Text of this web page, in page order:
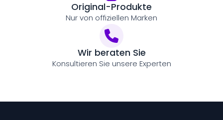
Original-Produkte
Nur von offiziellen Marken
Wir beraten Sie
Konsultieren Sie unsere Experten